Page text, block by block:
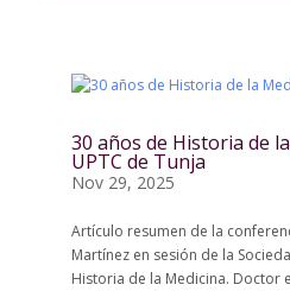
30 años de Historia de
UPTC de Tunja
Nov 29, 2025
Artículo resumen de la
Martínez en sesión de la
Historia de la Medicina. Doctor